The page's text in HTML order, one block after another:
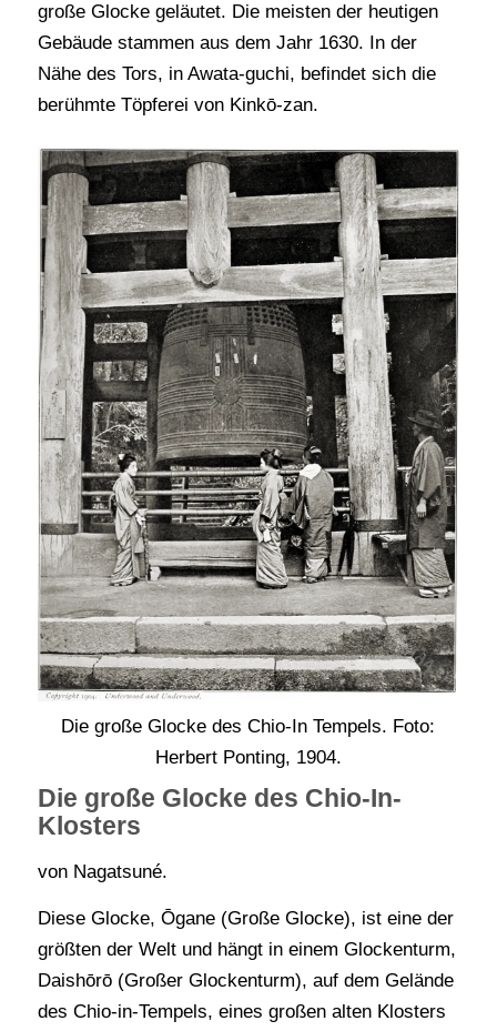
große Glocke geläutet. Die meisten der heutigen
Gebäude stammen aus dem Jahr 1630. In der
Nähe des Tors, in Awata-guchi, befindet sich die
berühmte Töpferei von Kinkō-zan.
Die große Glocke des Chio-In Tempels. Foto:
Herbert Ponting, 1904.
Die große Glocke des Chio-In-
Klosters
von Nagatsuné.
Diese Glocke, Ōgane (Große Glocke), ist eine der
größten der Welt und hängt in einem Glockenturm,
Daishōrō (Großer Glockenturm), auf dem Gelände
des Chio-in-Tempels, eines großen alten Klosters